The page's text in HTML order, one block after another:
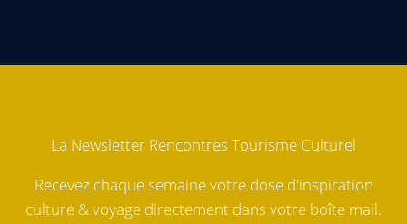
La Newsletter Rencontres Tourisme Culturel
Recevez chaque semaine votre dose d'inspiration
culture & voyage directement dans votre boîte mail.